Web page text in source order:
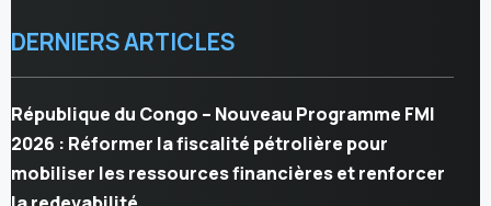
DERNIERS ARTICLES
République du Congo – Nouveau Programme FMI
2026 : Réformer la fiscalité pétrolière pour
mobiliser les ressources financières et renforcer